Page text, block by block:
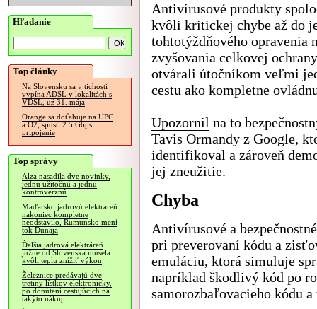
Hľadanie
Top články
Na Slovensku sa v tichosti
vypína ADSL v lokalitách s
VDSL, už 31. mája
Orange sa doťahuje na UPC
a O2, spustí 2.5 Gbps
pripojenie
Top správy
Alza nasadila dve novinky,
jednu užitočnú a jednu
kontroverznú
Maďarsko jadrovú elektráreň
nakoniec kompletne
neodstavilo, Rumunsko mení
tok Dunaja
Ďalšia jadrová elektráreň
južne od Slovenska musela
kvôli teplu znížiť výkon
Železnice predávajú dve
tretiny lístkov elektronicky,
po donútení cestujúcich na
takýto nákup
Antivírusové produkty
kvôli kritickej chybe až do
tohtotýždňového opravenia
zvyšovania celkovej
otvárali útočníkom veľmi
cestu ako kompletne
Upozornil na to
Tavis Ormandy z Google,
identifikoval a zároveň
jej zneužitie.
Chyba
Antivírusové a
pri preverovaní kódu a
emuláciu, ktorá simuluje
napríklad škodlivý kód po
samorozbaľovacieho kódu